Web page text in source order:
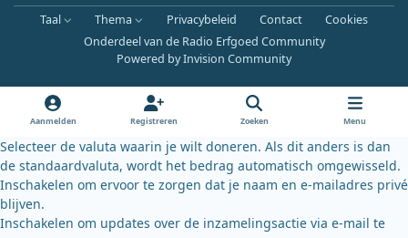
a
c
e
o
o
u
b
l
u
k
y
Taal Thema Privacybeleid Contact
Cookies
Onderdeel van de Radio Erfgoed Community
Powered byInvision Community
Aanmelden Registreren Zoeken Menu
Selecteer de valuta waarin je wilt doneren. Als dit anders is dan
de standaardvaluta, wordt het bedrag automatisch omgewisseld.
Inschakelen om ervoor te zorgen dat je naam en e-mailadres privé
blijven.
Inschakelen om updates over de inzamelingsactie via e-mail te